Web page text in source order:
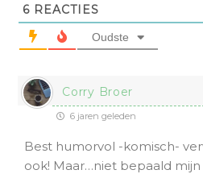
6 REACTIES
Oudste
Corry Broer
6 jaren geleden
Best humorvol -komisch-
ook! Maar…niet bepaald mijn